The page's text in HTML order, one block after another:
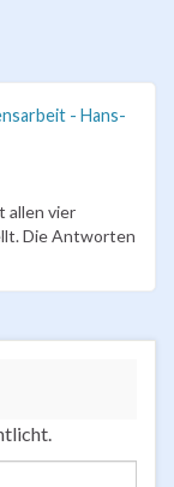
- Hans-
allen vier
Die Antworten